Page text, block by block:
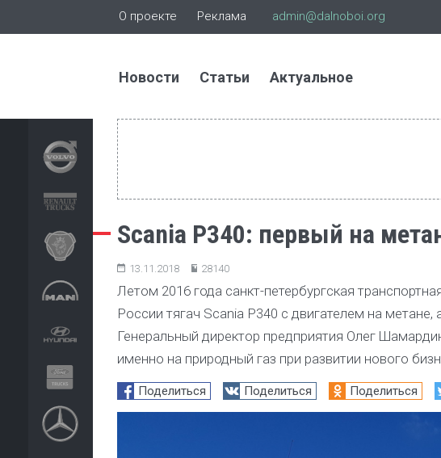
О проекте Реклама admin@dalnoboi.org
Новости Статьи Актуальное
Scania P340: первый на
13.11.2018 28140
Летом 2016 года санкт-петербургская
России тягач Scania P340 с двигателем на
Генеральный директор предприятия Олег
именно на природный газ при развитии нового
Поделиться Поделиться Поделиться